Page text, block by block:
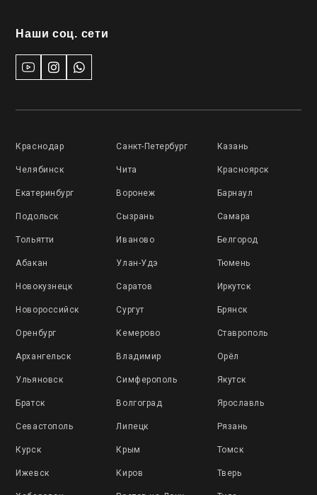
Наши соц. сети
Краснодар Санкт-Петербург Казань
Челябинск Чита Красноярск
Екатеринбург Воронеж Барнаул
Подольск Сызрань Самара
Тольятти Иваново Белгород
Абакан Улан-Удэ Тюмень
Новокузнецк Саратов Иркутск
Новороссийск Сургут Брянск
Оренбург Кемерово Ставрополь
Архангельск Владимир Орёл
Ульяновск Симферополь Якутск
Братск Волгоград Ярославль
Севастополь Липецк Рязань
Курск Крым Томск
Ижевск Киров Тверь